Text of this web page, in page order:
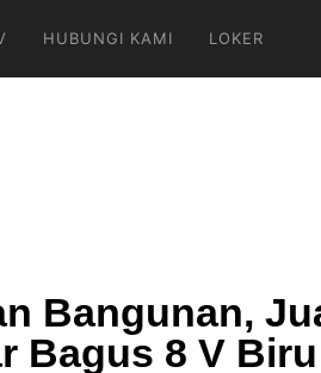
HUBUNGI KAMI LOKER
Bangunan,
Bagus 8 V